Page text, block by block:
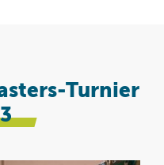
Turnier